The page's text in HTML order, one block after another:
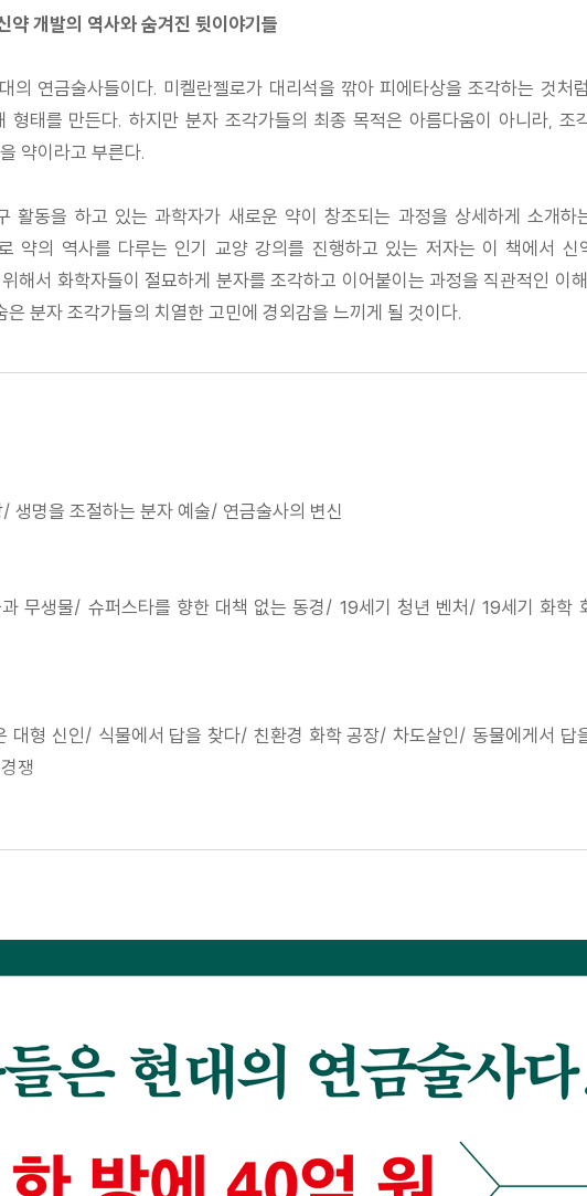
약 개발의 역사와 숨겨진 뒷이야기들
의 연금술사들이다. 미켈란젤로가 대리석을 깎아 피에타상을 조각하는 것
태를 만든다. 하지만 분자 조각가들의 최종 목적은 아름다움이 아니라,
약이라고 부른다.
활동을 하고 있는 과학자가 새로운 약이 창조되는 과정을 상세하게 소개
약의 역사를 다루는 인기 교양 강의를 진행하고 있는 저자는 이 책에서
해서 화학자들이 절묘하게 분자를 조각하고 이어붙이는 과정을 직관적인 이
분자 조각가들의 치열한 고민에 경외감을 느끼게 될 것이다.
생명을 조절하는 분자 예술/ 연금술사의 변신
무생물/ 슈퍼스타를 향한 대책 없는 동경/ 19세기 청년 벤처/ 19세기 화학
대형 신인/ 식물에서 답을 찾다/ 친환경 화학 공장/ 차도살인/ 동물에게서
쟁
지/ 더 들어가기: 두 번의 혁신과 위장약 속 발암물질